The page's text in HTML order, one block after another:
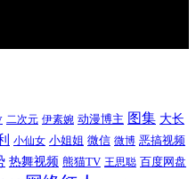
二次元 伊素婉 动漫博主 图集 大长
小仙女 小姐姐 微信 微博 恶搞视频
热舞视频 熊猫TV 王思聪 百度网盘